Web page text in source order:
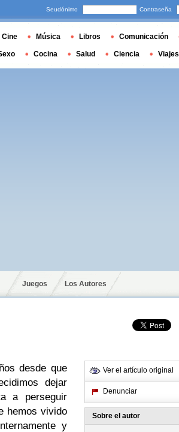
Juegos Los Autores
desde que
dejar
a perseguir
hemos vivido
y
Ver el artículo original
Denunciar
Sobre el autor
Seudónimo Contraseña
Cine Música Libros Comunicación
Cocina Salud Ciencia Viajes